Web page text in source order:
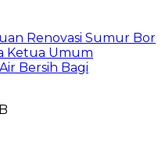
Renovasi Sumur Bor
Ketua Umum
Bersih Bagi